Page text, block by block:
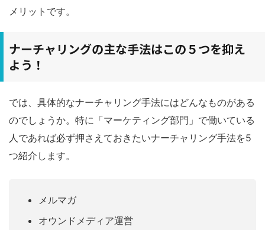
メリットです。
ナーチャリングの主な手法はこの５つを抑え
よう！
では、具体的なナーチャリング手法にはどんなものがある
のでしょうか。特に「マーケティング部門」で働いている
人であれば必ず押さえておきたいナーチャリング手法を5
つ紹介します。
メルマガ
オウンドメディア運営